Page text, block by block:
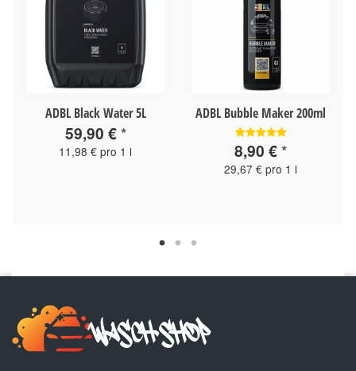
ADBL Black Water 5L
59,90 €*
11,98 € pro 1 l
ADBL Bubble Maker 200ml
8,90 €*
29,67 € pro 1 l